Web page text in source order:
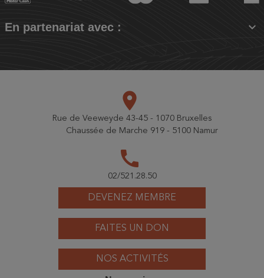
En partenariat avec : 
DEVENEZ MEMBRE
FAITES UN DON
NOS ACTIVITÉS
place
Rue de Veeweyde 43-45 - 1070 Bruxelles
Chaussée de Marche 919 - 5100 Namur
call
02/521.28.50